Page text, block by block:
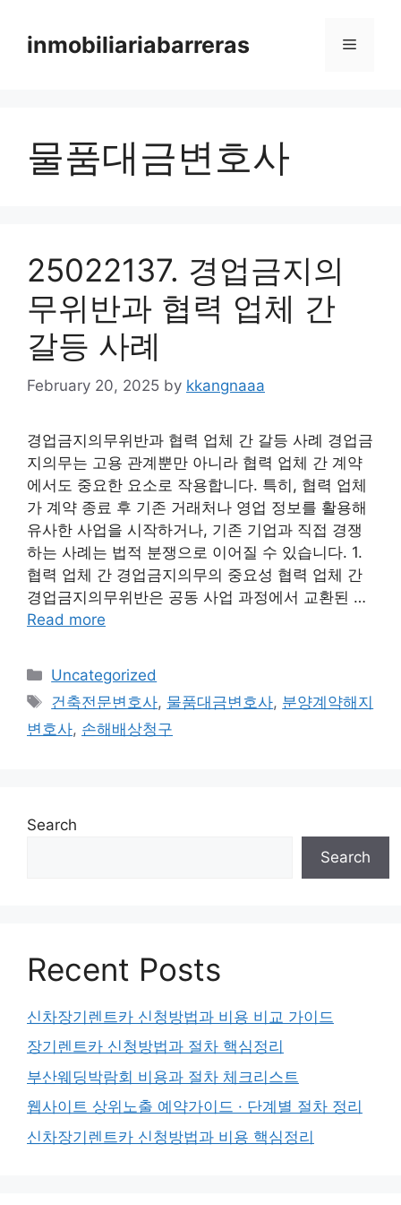
contentinmobiliariabarreras Menu
물품대금변호사
25022137. 경업금지의
무위반과 협력 업체 간
갈등 사례
February 20, 2025 by kkangnaaa
경업금지의무위반과 협력 업체 간 갈등 사례 경업금
지의무는 고용 관계뿐만 아니라 협력 업체 간 계약
에서도 중요한 요소로 작용합니다. 특히, 협력 업체
가 계약 종료 후 기존 거래처나 영업 정보를 활용해
유사한 사업을 시작하거나, 기존 기업과 직접 경쟁
하는 사례는 법적 분쟁으로 이어질 수 있습니다. 1.
협력 업체 간 경업금지의무의 중요성 협력 업체 간
경업금지의무위반은 공동 사업 과정에서 교환된 …
Read more
Categories
Uncategorized
Tags
건축전문변호사, 물품대금변호사, 분양계약해지
변호사, 손해배상청구
Search
Search
Recent Posts
신차장기렌트카 신청방법과 비용 비교 가이드
장기렌트카 신청방법과 절차 핵심정리
부산웨딩박람회 비용과 절차 체크리스트
웹사이트 상위노출 예약가이드 · 단계별 절차 정리
신차장기렌트카 신청방법과 비용 핵심정리